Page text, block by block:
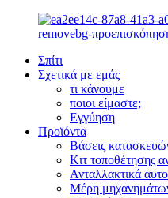
Σπίτι
Σχετικά με εμάς
τι κάνουμε
ποιοι είμαστε;
Εγγύηση
Προϊόντα
Βάσεις
Κιτ τοποθέτησης
Ανταλλακτικά
Μέρη